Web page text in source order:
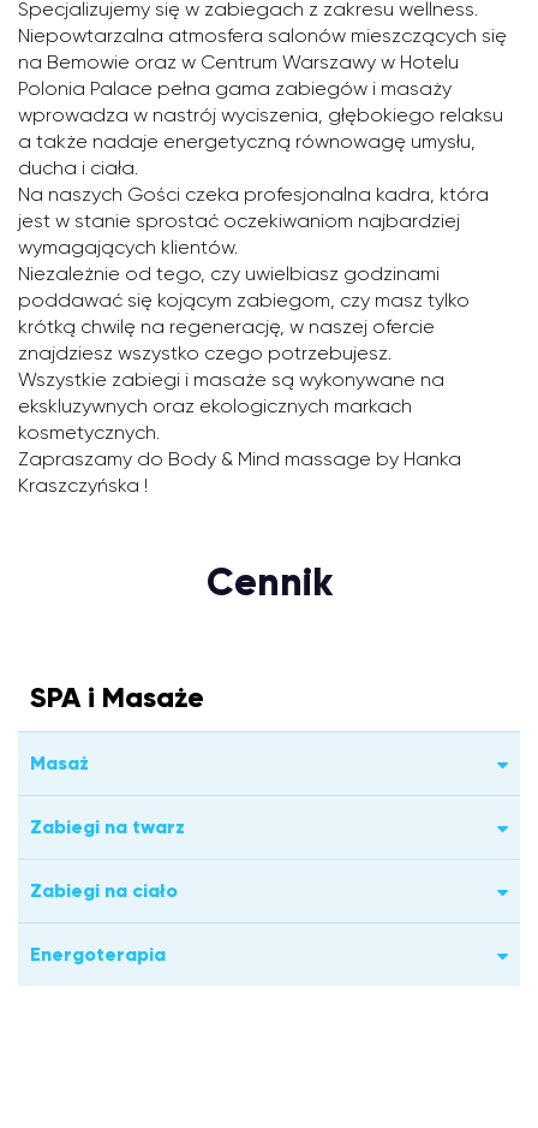
Specjalizujemy się w zabiegach z zakresu wellness.
Niepowtarzalna atmosfera salonów mieszczących się
na Bemowie oraz w Centrum Warszawy w Hotelu
Polonia Palace pełna gama zabiegów i masaży
wprowadza w nastrój wyciszenia, głębokiego relaksu
a także nadaje energetyczną równowagę umysłu,
ducha i ciała.
Na naszych Gości czeka profesjonalna kadra, która
jest w stanie sprostać oczekiwaniom najbardziej
wymagających klientów.
Niezależnie od tego, czy uwielbiasz godzinami
poddawać się kojącym zabiegom, czy masz tylko
krótką chwilę na regenerację, w naszej ofercie
znajdziesz wszystko czego potrzebujesz.
Wszystkie zabiegi i masaże są wykonywane na
ekskluzywnych oraz ekologicznych markach
kosmetycznych.
Zapraszamy do Body & Mind massage by Hanka
Kraszczyńska !
Cennik
SPA i Masaże
Masaż
Zabiegi na twarz
Zabiegi na ciało
Energoterapia